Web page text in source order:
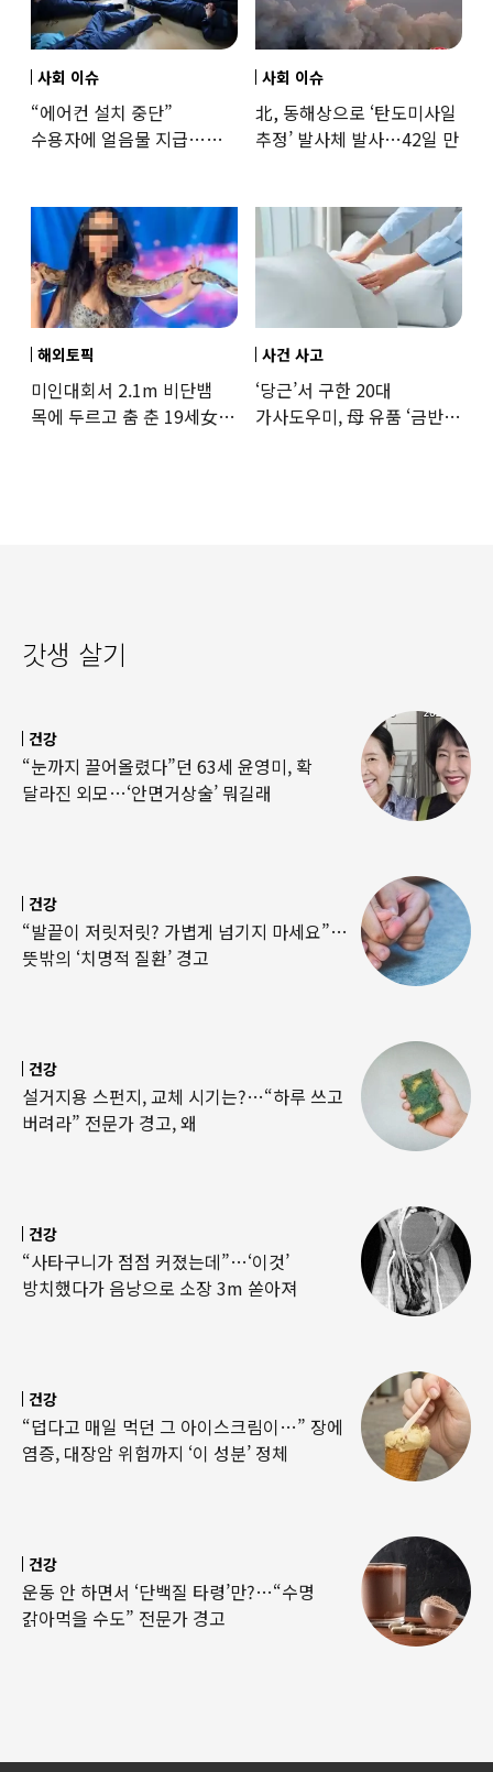
사회 이슈
“에어컨 설치 중단”
수용자에 얼음물 지급…
사회 이슈
北, 동해상으로 ‘탄도미사일
추정’ 발사체 발사…42일 만
해외토픽
미인대회서 2.1m 비단뱀
목에 두르고 춤 춘 19세女
사건 사고
‘당근’서 구한 20대
가사도우미, 母 유품 ‘금반지
갓생 살기
건강
“눈까지 끌어올렸다”던 63세 윤영미, 확
달라진 외모…‘안면거상술’ 뭐길래
건강
“발끝이 저릿저릿? 가볍게 넘기지 마세요”…
뜻밖의 ‘치명적 질환’ 경고
건강
설거지용 스펀지, 교체 시기는?…“하루 쓰고
버려라” 전문가 경고, 왜
건강
“사타구니가 점점 커졌는데”…‘이것’
방치했다가 음낭으로 소장 3m 쏟아져
건강
“덥다고 매일 먹던 그 아이스크림이…” 장에
염증, 대장암 위험까지 ‘이 성분’ 정체
건강
운동 안 하면서 ‘단백질 타령’만?…“수명
갉아먹을 수도” 전문가 경고